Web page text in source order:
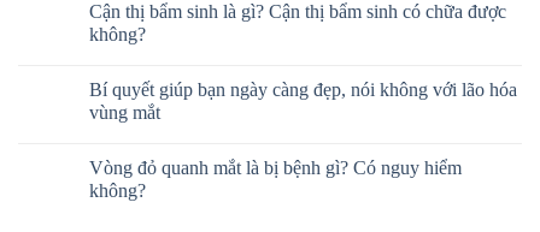
Cận thị bẩm sinh là gì? Cận thị bẩm sinh có chữa được
không?
Bí quyết giúp bạn ngày càng đẹp, nói không với lão hóa
vùng mắt
Vòng đỏ quanh mắt là bị bệnh gì? Có nguy hiểm
không?